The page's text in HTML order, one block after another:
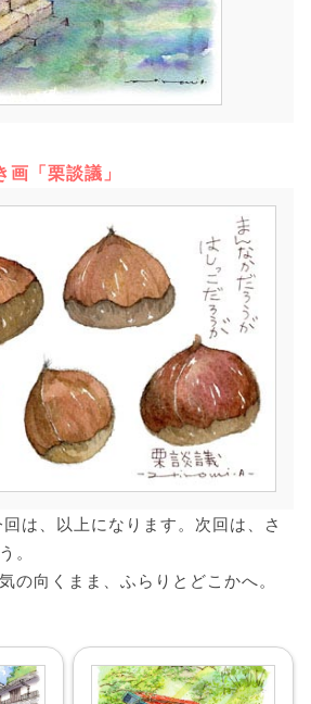
「栗談議」
は、以上になります。次回は、さ
。
の向くまま、ふらりとどこかへ。